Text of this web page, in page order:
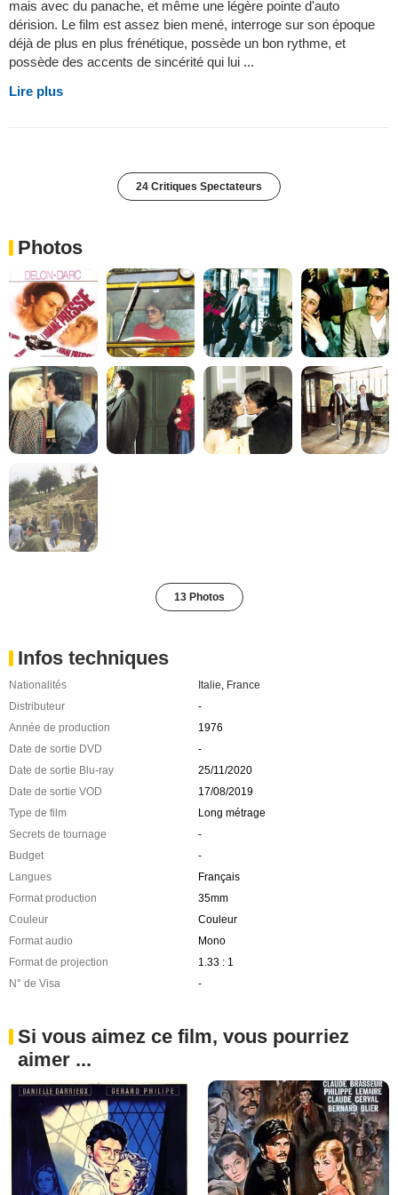
mais avec du panache, et même une légère pointe d'auto
dérision. Le film est assez bien mené, interroge sur son époque
déjà de plus en plus frénétique, possède un bon rythme, et
possède des accents de sincérité qui lui ...
Lire plus
24 Critiques Spectateurs
Photos
13 Photos
Infos techniques
Nationalités Italie France
Distributeur
-
Année de production
1976
Date de sortie DVD
-
Date de sortie Blu-ray
25/11/2020
Date de sortie VOD
17/08/2019
Type de film
Long métrage
Secrets de tournage
-
Budget
-
Langues
Français
Format production
35mm
Couleur
Couleur
Format audio
Mono
Format de projection
1.33 : 1
N° de Visa
-
Si vous aimez ce film, vous pourriez
aimer ...